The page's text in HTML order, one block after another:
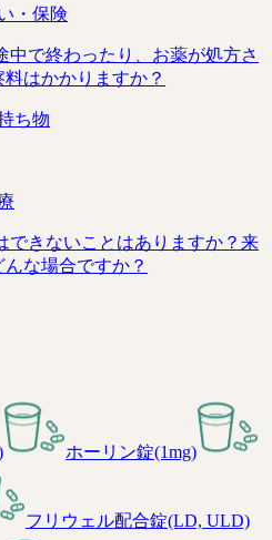
・保険
中で終わったり、お薬が処方さ
はかかりますか？
ち物
できないことはありますか？来
な場合ですか？
ホーリン錠(1mg)
フリウェル配合錠(LD, ULD)